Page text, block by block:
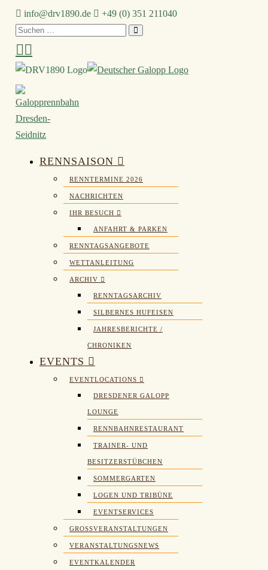
Zum
Inhalt
springen
info@drv1890.de​
+49 (0) 351 211040
Suchen
nach:
RENNSAISON
RENNTERMINE 2026
NACHRICHTEN
IHR BESUCH
ANFAHRT & PARKEN
RENNTAGSANGEBOTE
WETTANLEITUNG
ARCHIV
RENNTAGSARCHIV
SILBERNES HUFEISEN
JAHRESBERICHTE /
CHRONIKEN
EVENTS
EVENTLOCATIONS
DRESDENER GALOPP
LOUNGE
RENNBAHNRESTAURANT
TRAINER- UND
BESITZERSTÜBCHEN
SOMMERGARTEN
LOGEN UND TRIBÜNE
EVENTSERVICES
GROSSVERANSTALTUNGEN
VERANSTALTUNGSNEWS
EVENTKALENDER